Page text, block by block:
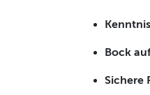
Bock
Sichere